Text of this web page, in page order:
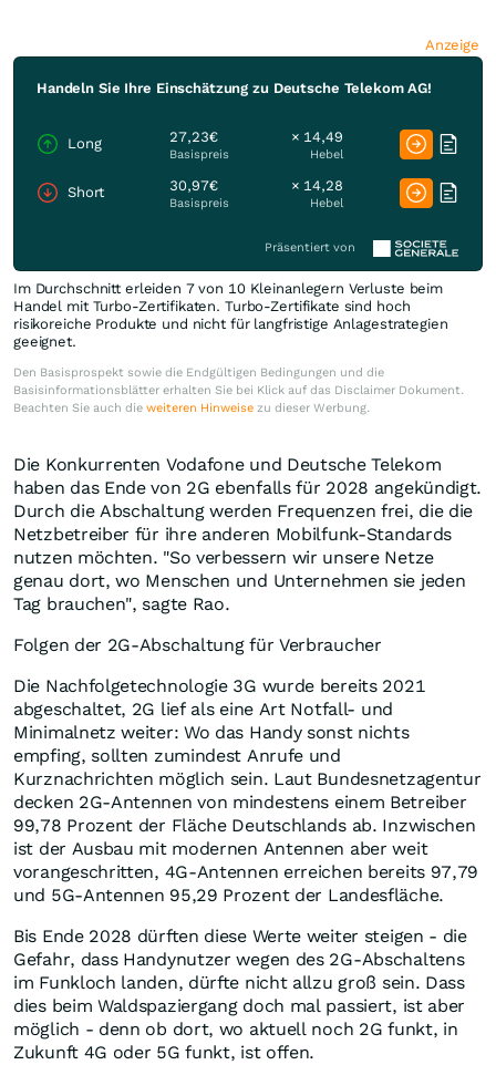
Anzeige
Handeln Sie Ihre Einschätzung zu Deutsche Telekom AG!
Long 27,23€
Basispreis
× 14,49
Hebel
Short 30,97€
Basispreis
× 14,28
Hebel
Präsentiert von
Im Durchschnitt erleiden 7 von 10 Kleinanlegern Verluste beim
Handel mit Turbo-Zertifikaten. Turbo-Zertifikate sind hoch
risikoreiche Produkte und nicht für langfristige Anlagestrategien
geeignet.
Den Basisprospekt sowie die Endgültigen Bedingungen und die
Basisinformationsblätter erhalten Sie bei Klick auf das Disclaimer Dokument.
Beachten Sie auch die weiteren Hinweise zu dieser Werbung.
Die Konkurrenten Vodafone und Deutsche Telekom
haben das Ende von 2G ebenfalls für 2028 angekündigt.
Durch die Abschaltung werden Frequenzen frei, die die
Netzbetreiber für ihre anderen Mobilfunk-Standards
nutzen möchten. "So verbessern wir unsere Netze
genau dort, wo Menschen und Unternehmen sie jeden
Tag brauchen", sagte Rao.
Folgen der 2G-Abschaltung für Verbraucher
Die Nachfolgetechnologie 3G wurde bereits 2021
abgeschaltet, 2G lief als eine Art Notfall- und
Minimalnetz weiter: Wo das Handy sonst nichts
empfing, sollten zumindest Anrufe und
Kurznachrichten möglich sein. Laut Bundesnetzagentur
decken 2G-Antennen von mindestens einem Betreiber
99,78 Prozent der Fläche Deutschlands ab. Inzwischen
ist der Ausbau mit modernen Antennen aber weit
vorangeschritten, 4G-Antennen erreichen bereits 97,79
und 5G-Antennen 95,29 Prozent der Landesfläche.
Bis Ende 2028 dürften diese Werte weiter steigen - die
Gefahr, dass Handynutzer wegen des 2G-Abschaltens
im Funkloch landen, dürfte nicht allzu groß sein. Dass
dies beim Waldspaziergang doch mal passiert, ist aber
möglich - denn ob dort, wo aktuell noch 2G funkt, in
Zukunft 4G oder 5G funkt, ist offen.